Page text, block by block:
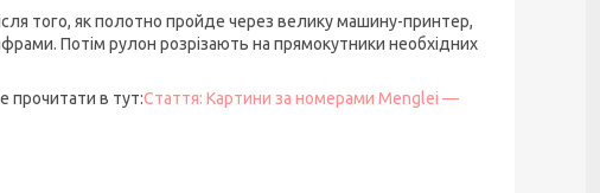
того, як полотно пройде через велику машину-принтер,
Потім рулон розрізають на прямокутники необхідних
прочитати в тут:Стаття: Картини за номерами Menglei —